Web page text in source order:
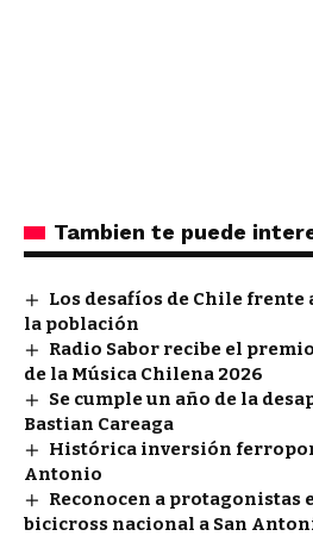
Tambien te puede
Los desafíos de Chile
la población
Radio Sabor recibe el
de la Música Chilena 2026
Se cumple un año de la
Bastian Careaga
Histórica inversión
Antonio
Reconocen a protagonistas
bicicross nacional a San